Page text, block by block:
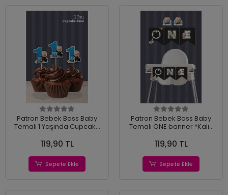
Patron Bebek Boss Baby
Temalı 1 Yaşında Cupcake
119,90 TL
Sepete Ekle
Patron Bebek Boss Baby
Temalı ONE banner *Kalın
119,90 TL
Sepete Ekle